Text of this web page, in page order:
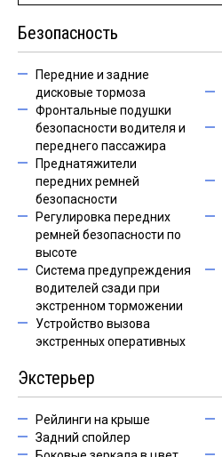
Безопасность
Передние и задние
дисковые тормоза
Фронтальные подушки
безопасности водителя и
переднего пассажира
Преднатяжители
передних ремней
безопасности
Регулировка передних
ремней безопасности по
высоте
Система предупреждения
водителей сзади при
экстренном торможении
Устройство вызова
экстренных оперативных
Экстерьер
Рейлинги на крыше
Задний спойлер